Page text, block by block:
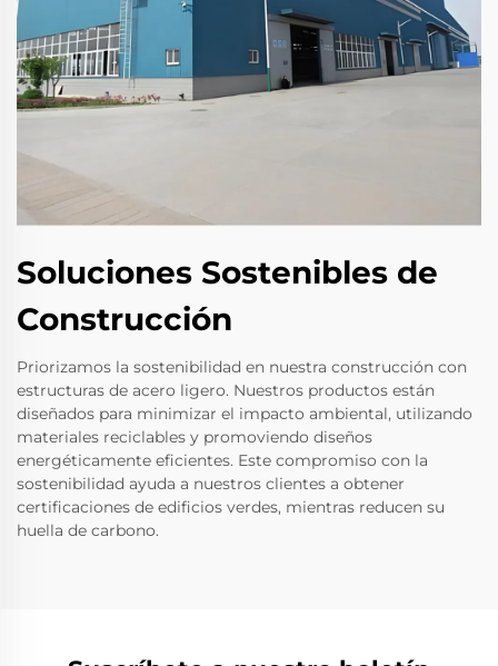
Soluciones Sostenibles de
Construcción
Priorizamos la sostenibilidad en nuestra construcción con
estructuras de acero ligero. Nuestros productos están
diseñados para minimizar el impacto ambiental, utilizando
materiales reciclables y promoviendo diseños
energéticamente eficientes. Este compromiso con la
sostenibilidad ayuda a nuestros clientes a obtener
certificaciones de edificios verdes, mientras reducen su
huella de carbono.